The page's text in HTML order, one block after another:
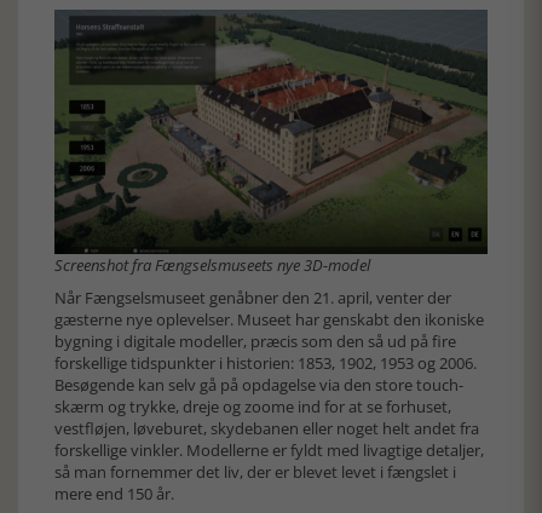
Screenshot fra Fængselsmuseets nye 3D-model
Når Fængselsmuseet genåbner den 21. april, venter der
gæsterne nye oplevelser. Museet har genskabt den ikoniske
bygning i digitale modeller, præcis som den så ud på fire
forskellige tidspunkter i historien: 1853, 1902, 1953 og 2006.
Besøgende kan selv gå på opdagelse via den store touch-
skærm og trykke, dreje og zoome ind for at se forhuset,
vestfløjen, løveburet, skydebanen eller noget helt andet fra
forskellige vinkler. Modellerne er fyldt med livagtige detaljer,
så man fornemmer det liv, der er blevet levet i fængslet i
mere end 150 år.